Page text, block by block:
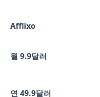
Afflixo
월 9.9달러
연 49.9달러